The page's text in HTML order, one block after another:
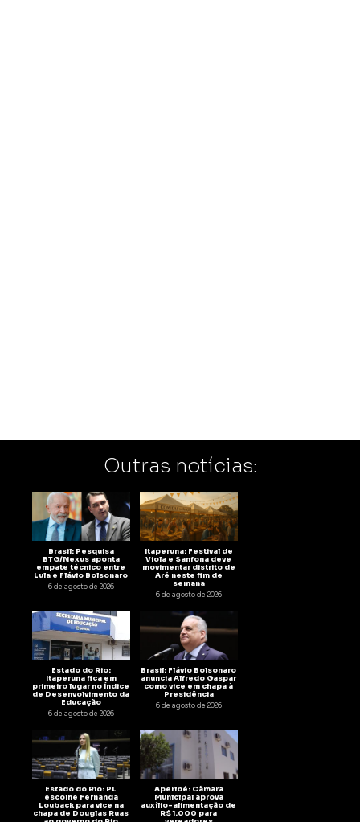
Outras notícias:
Brasil: Pesquisa
BTG/Nexus aponta
empate técnico entre
Lula e Flávio Bolsonaro
6 de agosto de 2026
Itaperuna: Festival de
Viola e Sanfona deve
movimentar distrito de
Aré neste fim de
semana
6 de agosto de 2026
Estado do Rio:
Itaperuna fica em
primeiro lugar no Índice
de Desenvolvimento da
Educação
6 de agosto de 2026
Brasil: Flávio Bolsonaro
anuncia Alfredo Gaspar
como vice em chapa à
Presidência
6 de agosto de 2026
Estado do Rio: PL
escolhe Fernanda
Louback para vice na
chapa de Douglas Ruas
Aperibé: Câmara
Municipal aprova
auxílio-alimentação de
R$ 1.000 para